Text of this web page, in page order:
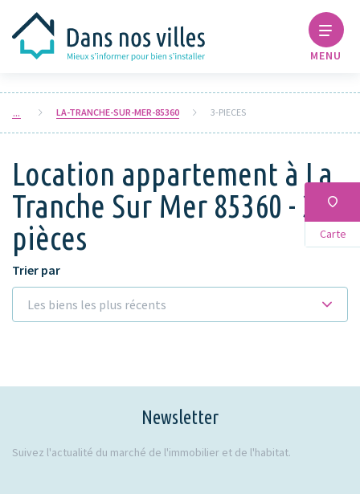
MENU
LA-TRANCHE-SUR-MER-85360 3-PIECES
Location appartement à La
Tranche Sur Mer 85360 - 3
pièces
Carte
Trier par
Les biens les plus récents
Newsletter
Suivez l'actualité du marché de l'immobilier et de l'habitat.